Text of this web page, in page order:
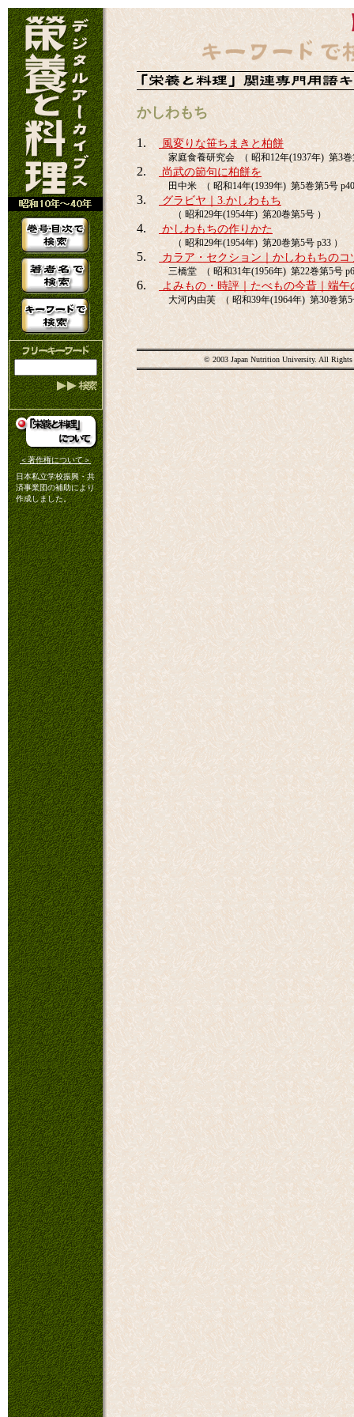
＜著作権について＞
日本私立学校振興・共
済事業団の補助により
作成しました。
かしわもち
1. 風変りな笹ちまきと柏餅
家庭食養研究会 （ 昭和12年(1937年) 第3巻
2. 尚武の節句に柏餅を
田中米 （ 昭和14年(1939年) 第5巻第5号
3. グラビヤ｜3.かしわもち
（ 昭和29年(1954年) 第20巻第5号 ）
4. かしわもちの作りかた
（ 昭和29年(1954年) 第20巻第5号 p33 ）
5. カラア・セクション｜かしわもちのコ
三橋堂 （ 昭和31年(1956年) 第22巻第5号
6. よみもの・時評｜たべもの今昔｜端
大河内由芙 （ 昭和39年(1964年) 第30巻第5
© 2003 Japan Nutrition University. All Rights